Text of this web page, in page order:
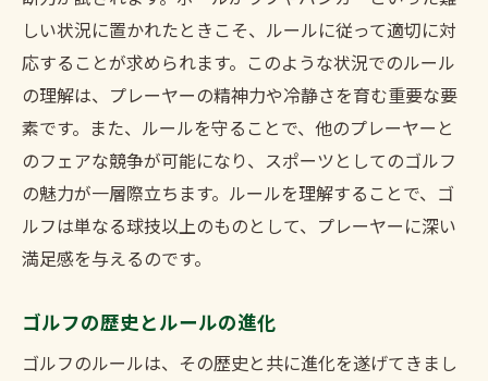
しい状況に置かれたときこそ、ルールに従って適切に対
応することが求められます。このような状況でのルール
の理解は、プレーヤーの精神力や冷静さを育む重要な要
素です。また、ルールを守ることで、他のプレーヤーと
のフェアな競争が可能になり、スポーツとしてのゴルフ
の魅力が一層際立ちます。ルールを理解することで、ゴ
ルフは単なる球技以上のものとして、プレーヤーに深い
満足感を与えるのです。
ゴルフの歴史とルールの進化
ゴルフのルールは、その歴史と共に進化を遂げてきまし